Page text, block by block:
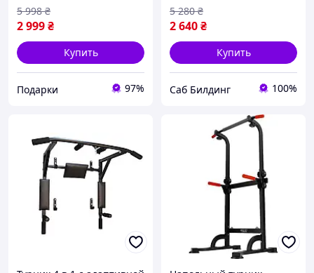
2 999₴
5 998 ₴
Купить
Подарки 97%
2 640₴
5 280 ₴
Купить
Саб Билдинг 100%